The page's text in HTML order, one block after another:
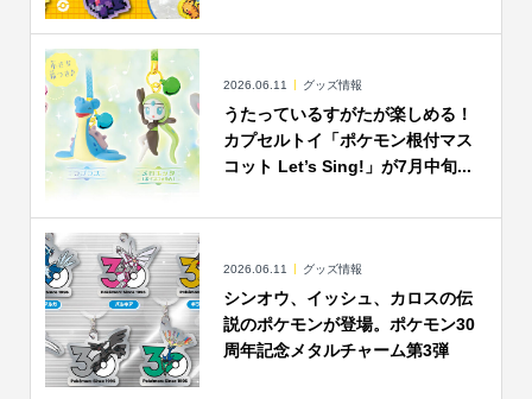
2026.06.11 グッズ情報
うたっているすがたが楽しめる！
カプセルトイ「ポケモン根付マス
コット Let’s Sing!」が7月中旬...
2026.06.11 グッズ情報
シンオウ、イッシュ、カロスの伝
説のポケモンが登場。ポケモン30
周年記念メタルチャーム第3弾